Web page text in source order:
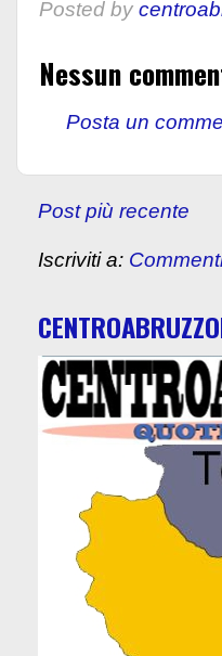
Posted by
Nessun
Posta un
Post più recente
Iscriviti a: